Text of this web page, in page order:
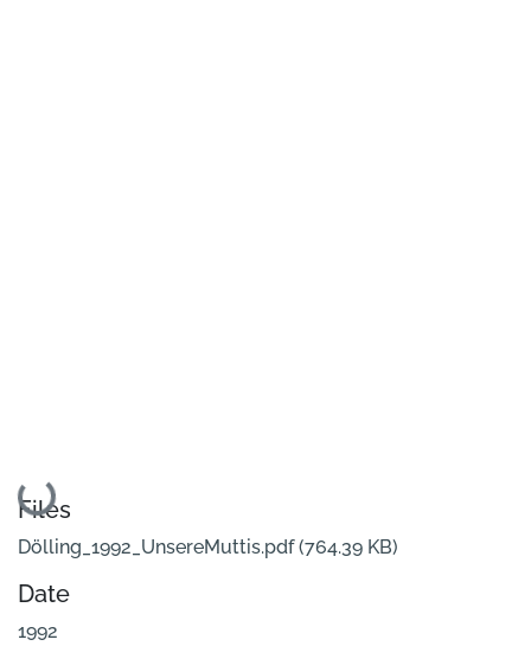
Loading...
Files
Dölling_1992_UnsereMuttis.pdf(764.39 KB)
Date
1992